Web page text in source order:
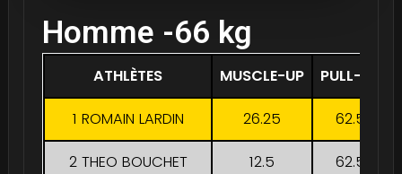
Homme -66 kg
ATHLÈTES MUSCLE-UP PULL-UP
1 ROMAIN LARDIN 26.25 62.5
2 THEO BOUCHET 12.5 62.5